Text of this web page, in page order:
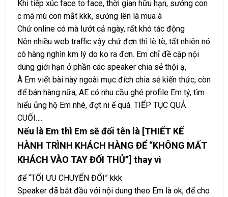
Khi tiếp xúc face to face, thời gian hữu hạn, sướng con
c mà mù con mắt kkk, sướng lên là mua à
Chứ online có mà lướt cả ngày, rất khó tác động
Nên nhiều web traffic vậy chứ đơn thì lè tè, tất nhiên nó
có hàng nghìn km lý do ko ra đơn. Em chỉ đề cập nội
dung giới hạn ở phần các speaker chia sẻ thội ạ,
À Em viết bài này ngoài mục đích chia sẻ kiến thức, còn
để bán hàng nữa, AE có nhu cầu ghé profile Em tý, tìm
hiểu ủng hộ Em nhé, đợt ni ế quá. TIẾP TỤC QUẢ
CUỐI….
Nếu là Em thì Em sẽ đổi tên là [THIẾT KẾ
HÀNH TRÌNH KHÁCH HÀNG ĐỂ “KHÔNG MẤT
KHÁCH VÀO TAY ĐỐI THỦ”] thay vì
để “TỐI ƯU CHUYỂN ĐỔI” kkk
Speaker đã bắt đầu với nội dung theo Em là ok, để cho